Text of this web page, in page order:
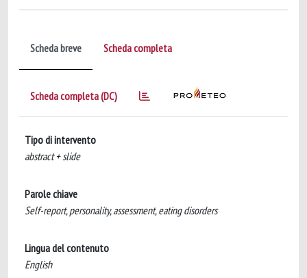
Scheda breve Scheda completa
Scheda completa (DC)
Tipo di intervento
abstract + slide
Parole chiave
Self-report, personality, assessment, eating disorders
Lingua del contenuto
English